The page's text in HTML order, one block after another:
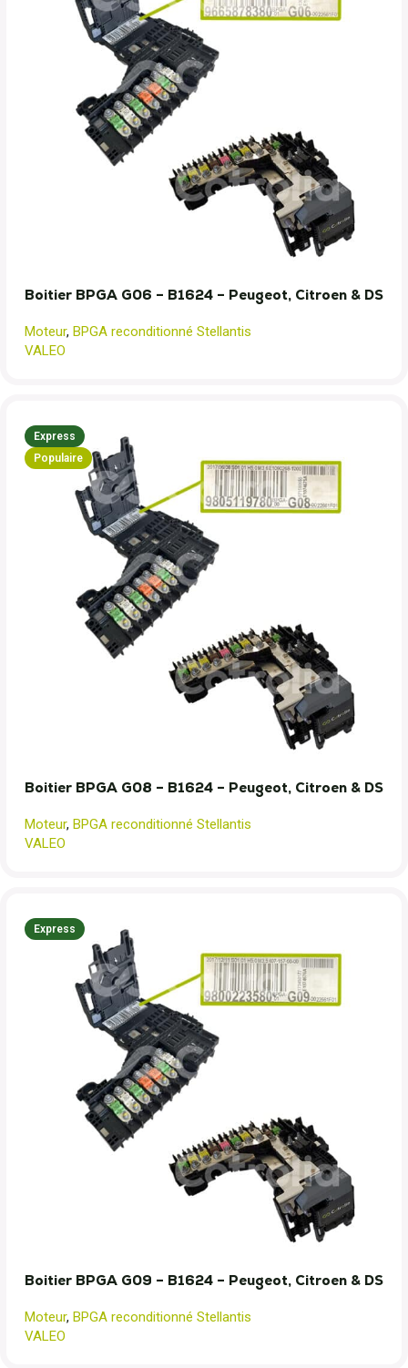
Boitier BPGA G06 – B1624 – Peugeot, Citroen & DS
Moteur, BPGA reconditionné Stellantis
VALEO
Express
Populaire
Boitier BPGA G08 – B1624 – Peugeot, Citroen & DS
Moteur, BPGA reconditionné Stellantis
VALEO
Express
Boitier BPGA G09 – B1624 – Peugeot, Citroen & DS
Moteur, BPGA reconditionné Stellantis
VALEO